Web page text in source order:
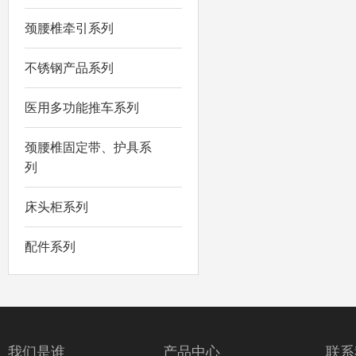
颈腰椎牵引系列
不锈钢产品系列
医用多功能推车系列
颈腰椎固定带、护具系
列
床头柜系列
配件系列
我们是谁 产品中心 联